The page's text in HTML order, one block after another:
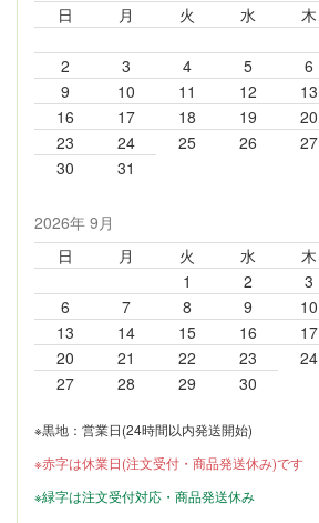
日
月 火 水 木
2
3 4 5 6
9
10 11 12 13
16
17 18 19 20
23
24 25 26 27
30
31
2026年 9月
日
月 火 水 木
1
2 3
6
7 8 9 10
13
14 15 16 17
20
21 22 23 24
27
28 29 30
※黒地：営業日(24時間以内発送開始)
※赤字は休業日(注文受付・商品発送休み)です
※緑字は注文受付対応・商品発送休み